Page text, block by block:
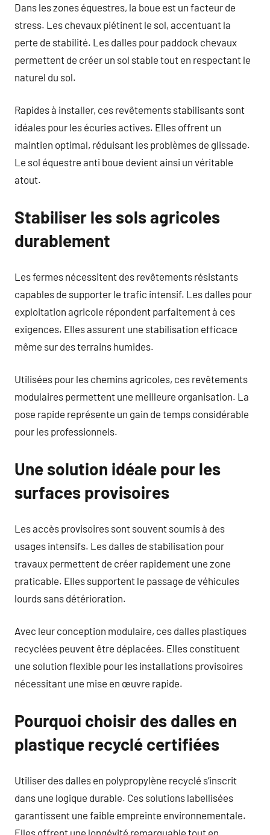
Dans les zones équestres, la boue est un facteur de
stress. Les chevaux piétinent le sol, accentuant la
perte de stabilité. Les dalles pour paddock chevaux
permettent de créer un sol stable tout en respectant le
naturel du sol.
Rapides à installer, ces revêtements stabilisants sont
idéales pour les écuries actives. Elles offrent un
maintien optimal, réduisant les problèmes de glissade.
Le sol équestre anti boue devient ainsi un véritable
atout.
Stabiliser les sols agricoles
durablement
Les fermes nécessitent des revêtements résistants
capables de supporter le trafic intensif. Les dalles pour
exploitation agricole répondent parfaitement à ces
exigences. Elles assurent une stabilisation efficace
même sur des terrains humides.
Utilisées pour les chemins agricoles, ces revêtements
modulaires permettent une meilleure organisation. La
pose rapide représente un gain de temps considérable
pour les professionnels.
Une solution idéale pour les
surfaces provisoires
Les accès provisoires sont souvent soumis à des
usages intensifs. Les dalles de stabilisation pour
travaux permettent de créer rapidement une zone
praticable. Elles supportent le passage de véhicules
lourds sans détérioration.
Avec leur conception modulaire, ces dalles plastiques
recyclées peuvent être déplacées. Elles constituent
une solution flexible pour les installations provisoires
nécessitant une mise en œuvre rapide.
Pourquoi choisir des dalles en
plastique recyclé certifiées
Utiliser des dalles en polypropylène recyclé s’inscrit
dans une logique durable. Ces solutions labellisées
garantissent une faible empreinte environnementale.
Elles offrent une longévité remarquable tout en